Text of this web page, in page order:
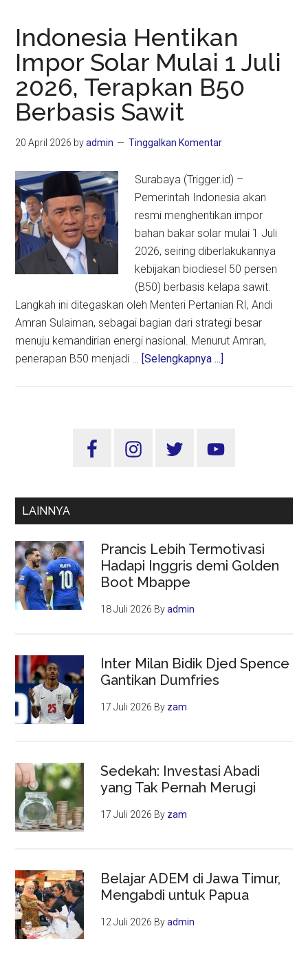
Indonesia Hentikan
Impor Solar Mulai 1 Juli
2026, Terapkan B50
Berbasis Sawit
20 April 2026 byadmin Tinggalkan Komentar
Surabaya (Trigger.id) –
Pemerintah Indonesia akan
resmi menghentikan impor
bahan bakar solar mulai 1 Juli
2026, seiring diberlakukannya
kebijakan biodiesel 50 persen
(B50) berbasis kelapa sawit.
Langkah ini ditegaskan oleh Menteri Pertanian RI, Andi
Amran Sulaiman, sebagai bagian dari strategi besar
menuju kemandirian energi nasional. Menurut Amran,
penerapan B50 menjadi … [Selengkapnya ...]
Mulai
2026,
Berbasis
Sawit
Sidebar
LAINNYA
Prancis Lebih Termotivasi
Hadapi Inggris demi Golden
Boot Mbappe
18 Juli 2026 Byadmin
Inter Milan Bidik Djed Spence
Gantikan Dumfries
17 Juli 2026 By zam
Sedekah: Investasi Abadi
yang Tak Pernah Merugi
17 Juli 2026 By zam
Belajar ADEM di Jawa Timur,
Mengabdi untuk Papua
12 Juli 2026 Byadmin